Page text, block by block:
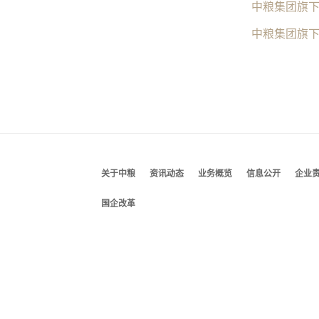
中粮集团旗
中粮集团旗
关于中粮 资讯动态 业务概览 信息公开 企业
国企改革